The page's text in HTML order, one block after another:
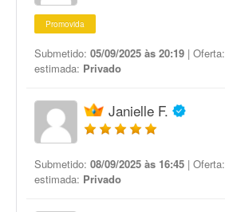
Promovida
Submetido: 05/09/2025 às 20:19 | Oferta:
estimada: Privado
Janielle F.
Submetido: 08/09/2025 às 16:45 | Oferta:
estimada: Privado